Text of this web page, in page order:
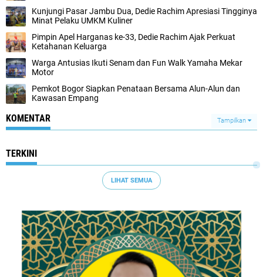
Kunjungi Pasar Jambu Dua, Dedie Rachim Apresiasi Tingginya
Minat Pelaku UMKM Kuliner
Pimpin Apel Harganas ke-33, Dedie Rachim Ajak Perkuat
Ketahanan Keluarga
Warga Antusias Ikuti Senam dan Fun Walk Yamaha Mekar
Motor
Pemkot Bogor Siapkan Penataan Bersama Alun-Alun dan
Kawasan Empang
KOMENTAR Tampilkan
TERKINI
LIHAT SEMUA